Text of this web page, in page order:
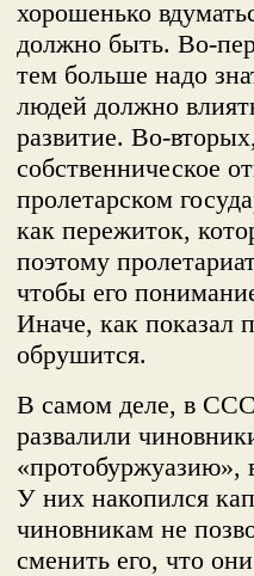
хорошенько
должно быть. Во-
тем больше надо
людей должно
развитие. Во-
собственническое
пролетарском
как пережиток,
поэтому
чтобы его
Иначе, как показал
обрушится.
В самом деле, в
развалили
«протобуржуазию»,
У них накопился
чиновникам не
сменить его, что